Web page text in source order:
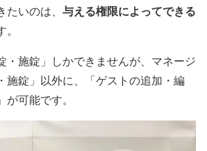
いのは、 与える権限によってできる
施錠」しかできませんが、 マネージ
施錠」以外に、「ゲストの追加・編
可能です。